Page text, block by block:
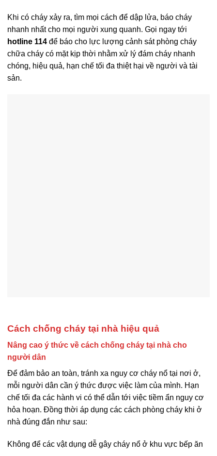
Khi có cháy xảy ra, tìm mọi cách để dập lửa, báo cháy
nhanh nhất cho mọi người xung quanh. Gọi ngay tới
hotline 114 để báo cho lực lượng cảnh sát phòng cháy
chữa cháy có mặt kịp thời nhằm xử lý đám cháy nhanh
chóng, hiệu quả, hạn chế tối đa thiệt hại về người và tài
sản.
Cách chống cháy tại nhà hiệu quả
Nâng cao ý thức về cách chống cháy tại nhà cho
người dân
Để đảm bảo an toàn, tránh xa nguy cơ cháy nổ tại nơi ở,
mỗi người dân cần ý thức được việc làm của mình. Hạn
chế tối đa các hành vi có thể dẫn tới việc tiềm ẩn nguy cơ
hỏa hoạn. Đồng thời áp dụng các cách phòng cháy khi ở
nhà đúng đắn như sau:
Không để các vật dụng dễ gây cháy nổ ở khu vực bếp ăn